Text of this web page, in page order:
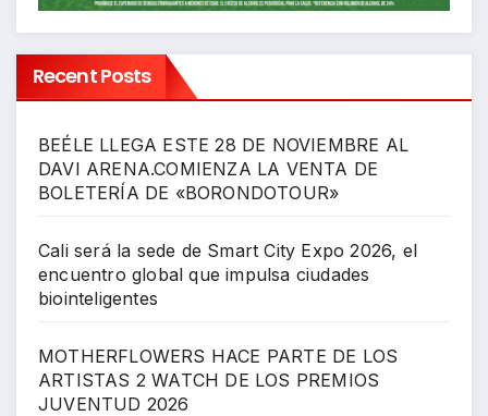
Recent Posts
BEÉLE LLEGA ESTE 28 DE NOVIEMBRE AL
DAVI ARENA.COMIENZA LA VENTA DE
BOLETERÍA DE «BORONDOTOUR»
Cali será la sede de Smart City Expo 2026, el
encuentro global que impulsa ciudades
biointeligentes
MOTHERFLOWERS HACE PARTE DE LOS
ARTISTAS 2 WATCH DE LOS PREMIOS
JUVENTUD 2026